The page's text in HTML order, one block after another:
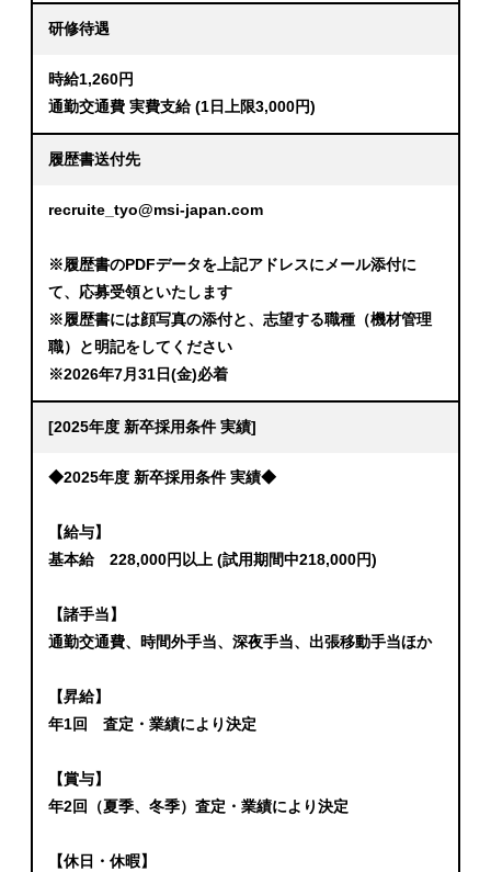
研修待遇
時給1,260円
通勤交通費 実費支給 (1日上限3,000円)
履歴書送付先
recruite_tyo@msi-japan.com
※履歴書のPDFデータを上記アドレスにメール添付に
て、応募受領といたします
※履歴書には顔写真の添付と、志望する職種（機材管理
職）と明記をしてください
※2026年7月31日(金)必着
[2025年度 新卒採用条件 実績]
◆2025年度 新卒採用条件 実績◆
【給与】
基本給 228,000円以上 (試用期間中218,000円)
【諸手当】
通勤交通費、時間外手当、深夜手当、出張移動手当ほか
【昇給】
年1回 査定・業績により決定
【賞与】
年2回（夏季、冬季）査定・業績により決定
【休日・休暇】